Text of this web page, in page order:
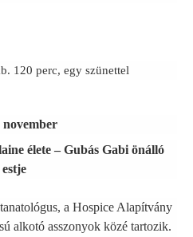
120 perc, egy szünettel
november
élete – Gubás Gabi önálló
estje
a Hospice Alapítvány
alkotó asszonyok közé tartozik.